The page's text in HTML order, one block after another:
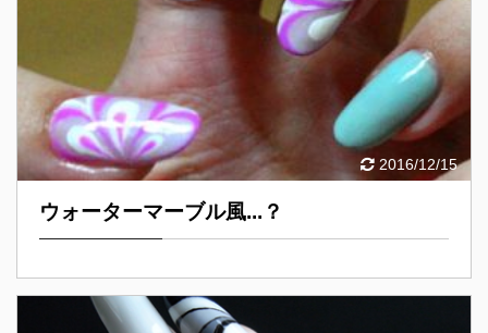
2016/12/15
ウォーターマーブル風...？